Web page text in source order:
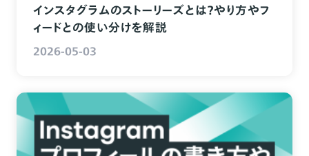
インスタグラムのストーリーズとは？やり方やフ
ィードとの使い分けを解説
2026-05-03